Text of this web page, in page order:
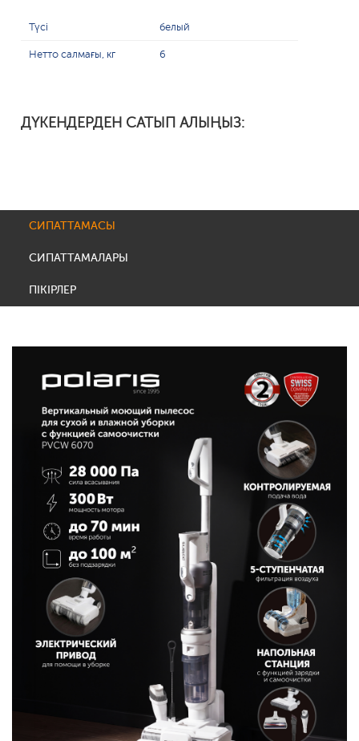
Түсі белый
Нетто салмағы, кг 6
ДҮКЕНДЕРДЕН САТЫП АЛЫҢЫЗ:
СИПАТТАМАСЫ
СИПАТТАМАЛАРЫ
ПІКІРЛЕР